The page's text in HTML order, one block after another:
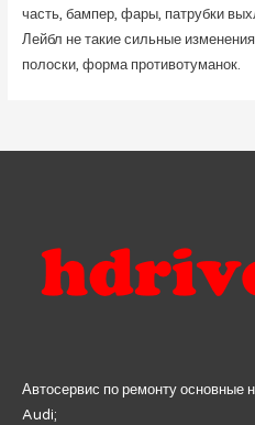
часть, бампер, фары, патрубки
Лейбл не такие сильные
полоски, форма противотуманок.
Автосервис по ремонту
Audi;